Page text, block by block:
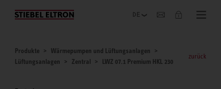
Unternehmen
Produkte
Wärmepumpen und Lüftungsanlagen
Lüftungsanlagen
Zentral LWZ 07.1 Premium HKL 230
zurück